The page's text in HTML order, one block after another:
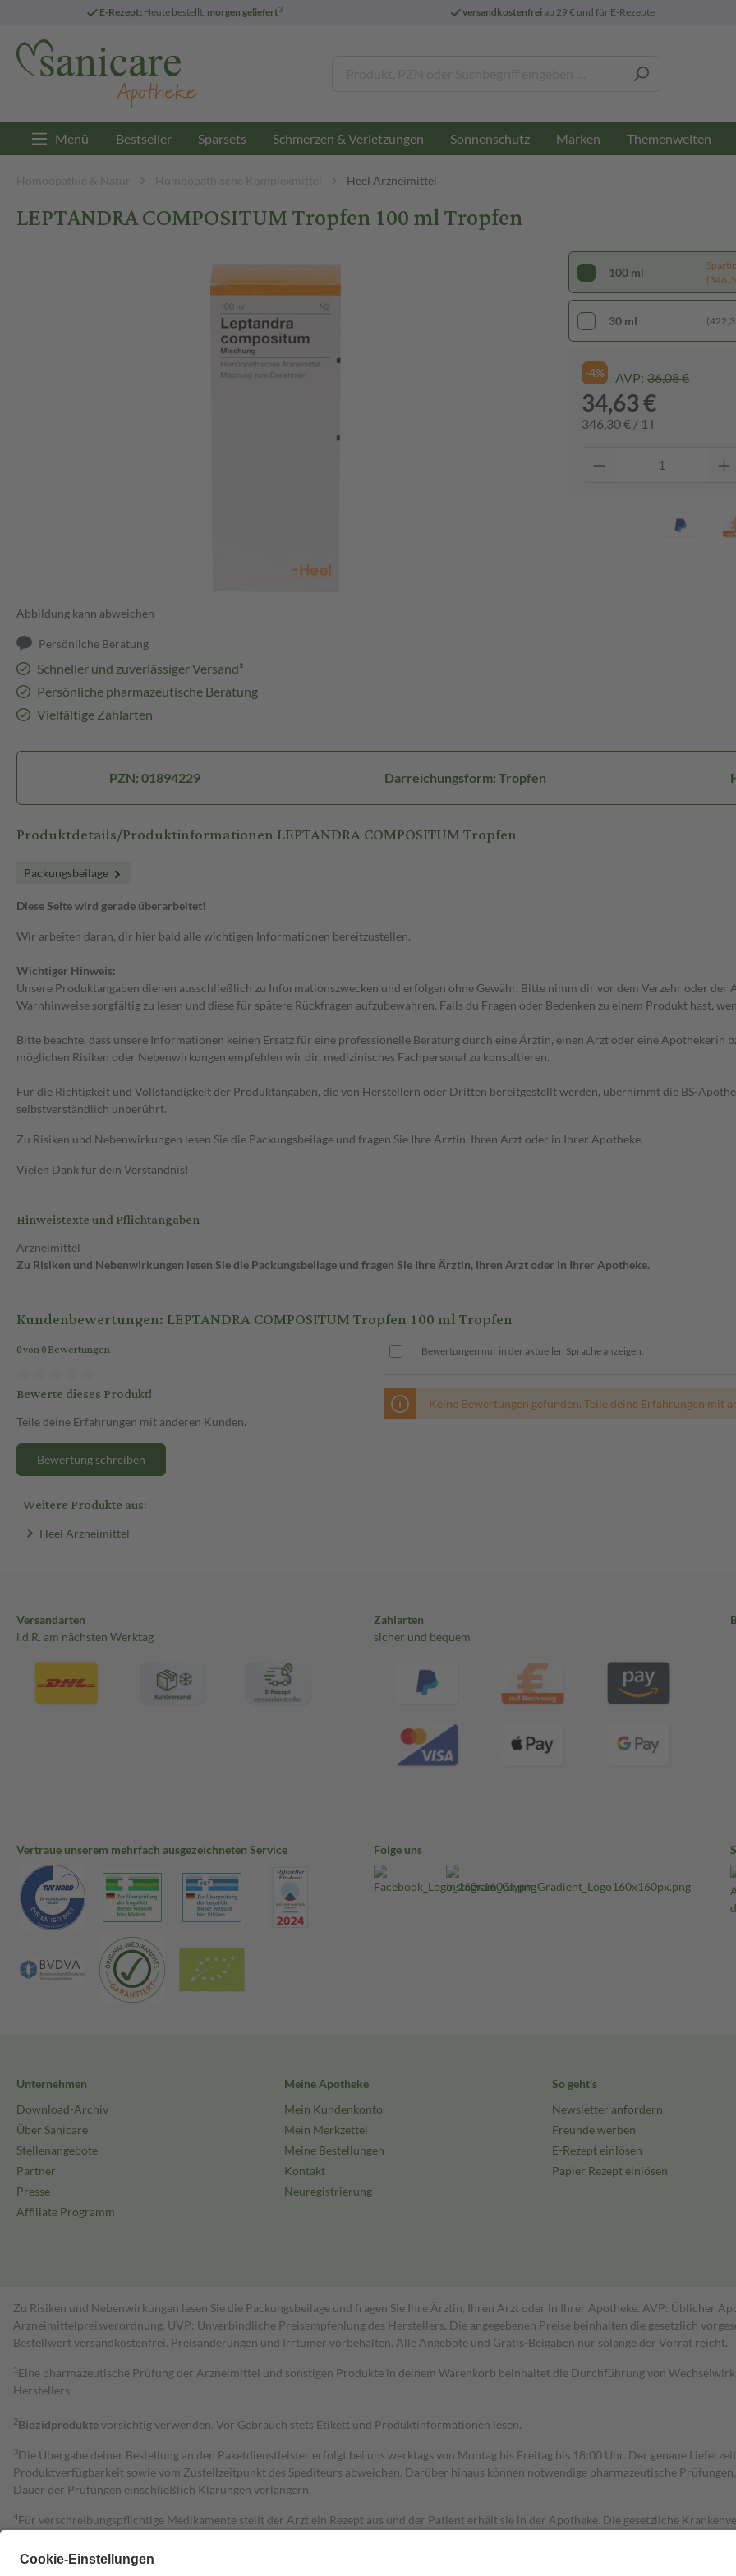
E-Rezept: Heute bestellt, morgen geliefert3 versandkostenfreiab 29 € und für E-Rezepte
Menü Bestseller Sparsets Schmerzen & Verletzungen Sonnenschutz Marken Themenwelten
Homöopathie & Natur Homöopathische Komplexmittel Heel Arzneimittel
LEPTANDRA COMPOSITUM Tropfen 100 ml Tropfen
Abbildung kann abweichen
Persönliche Beratung
Schneller und zuverlässiger Versand³
Persönliche pharmazeutische Beratung
Vielfältige Zahlarten
100 ml
30 ml
-4% AVP: 36,08 €
34,63 €
346,30 € / 1 l
PZN: 01894229 Darreichungsform: Tropfen
Produktdetails/Produktinformationen LEPTANDRA COMPOSITUM Tropfen
Packungsbeilage
Diese Seite wird gerade überarbeitet!
Wir arbeiten daran, dir hier bald alle wichtigen Informationen bereitzustellen.
Wichtiger Hinweis:
Unsere Produktangaben dienen ausschließlich zu Informationszwecken und erfolgen ohne Gewähr. Bitte nimm dir vor dem Verzehr oder
Warnhinweise sorgfältig zu lesen und diese für spätere Rückfragen aufzubewahren. Falls du Fragen oder Bedenken zu einem Produkt hast,
Bitte beachte, dass unsere Informationen keinen Ersatz für eine professionelle Beratung durch eine Ärztin, einen Arzt oder eine Apothekerin
möglichen Risiken oder Nebenwirkungen empfehlen wir dir, medizinisches Fachpersonal zu konsultieren.
Für die Richtigkeit und Vollständigkeit der Produktangaben, die von Herstellern oder Dritten bereitgestellt werden, übernimmt die BS-
selbstverständlich unberührt.
Zu Risiken und Nebenwirkungen lesen Sie die Packungsbeilage und fragen Sie Ihre Ärztin, Ihren Arzt oder in Ihrer Apotheke.
Vielen Dank für dein Verständnis!
Hinweistexte und Pflichtangaben
Arzneimittel
Zu Risiken und Nebenwirkungen lesen Sie die Packungsbeilage und fragen Sie Ihre Ärztin, Ihren Arzt oder in Ihrer Apotheke.
Kundenbewertungen: LEPTANDRA COMPOSITUM Tropfen 100 ml Tropfen
0 von 0 Bewertungen
Bewerte dieses Produkt!
Teile deine Erfahrungen mit anderen Kunden.
Bewertung schreiben
Bewertungen nur in der aktuellen Sprache anzeigen.
Keine Bewertungen gefunden. Teile deine Erfahrungen mit
Weitere Produkte aus:
Heel Arzneimittel
Versandarten
i.d.R. am nächsten Werktag
Zahlarten
sicher und bequem
Vertraue unserem mehrfach ausgezeichneten Service Folge uns
Unternehmen
Download-Archiv
Über Sanicare
Stellenangebote
Partner
Presse
Affiliate Programm
Meine Apotheke
Mein Kundenkonto
Mein Merkzettel
Meine Bestellungen
Kontakt
Neuregistrierung
So geht's
Newsletter anfordern
Freunde werben
E-Rezept einlösen
Papier Rezept einlösen
Zu Risiken und Nebenwirkungen lesen Sie die Packungsbeilage und fragen Sie Ihre Ärztin, Ihren Arzt oder in Ihrer Apotheke. AVP: Üblicher
Arzneimittelpreisverordnung. UVP: Unverbindliche Preisempfehlung des Herstellers. Die angegebenen Preise beinhalten die gesetzlich
Bestell­wert versand­kosten­frei. Preisänderungen und Irrtümer vorbehalten. Alle Angebote und Gratis-Beigaben nur solange der Vorrat reicht.
1 Eine pharmazeutische Prüfung der Arzneimittel und sonstigen Produkte in deinem Warenkorb beinhaltet die Durchführung von
Herstellers.
2Biozidproduktevorsichtig verwenden. Vor Gebrauch stets Etikett und Produktinformationen lesen.
3Die Übergabe deiner Bestellung an den Paketdienstleister erfolgt bei uns werktags von Montag bis Freitag bis 18:00 Uhr. Der genaue
Produktverfügbarkeit sowie vom Zustellzeitpunkt des Spediteurs abweichen. Darüber hinaus können notwendige pharmazeutische
Dauer der Prüfungen einschließlich Klärungen verlängern.
4Für verschreibungspflichtige Medikamente stellt der Arzt ein Rezept aus und der Patient erhält sie in der Apotheke. Die gesetzliche
Grundsätzlich leisten Mitglieder Zuzahlungen in Höhe von zehn Prozent des Abgabepreises,